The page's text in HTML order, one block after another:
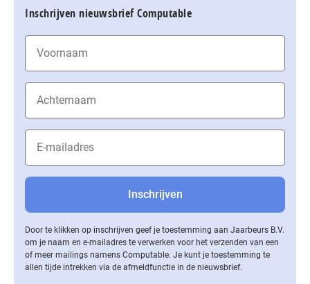
Inschrijven nieuwsbrief Computable
Door te klikken op inschrijven geef je toestemming aan Jaarbeurs B.V.
om je naam en e-mailadres te verwerken voor het verzenden van een
of meer mailings namens Computable. Je kunt je toestemming te
allen tijde intrekken via de af­meld­func­tie in de nieuwsbrief.